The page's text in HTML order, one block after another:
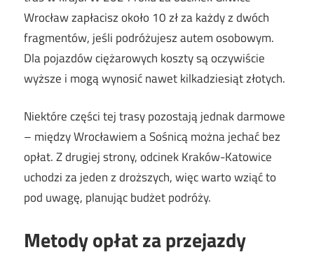
Wrocław zapłacisz około 10 zł za każdy z dwóch
fragmentów, jeśli podróżujesz autem osobowym.
Dla pojazdów ciężarowych koszty są oczywiście
wyższe i mogą wynosić nawet kilkadziesiąt złotych.
Niektóre części tej trasy pozostają jednak darmowe
– między Wrocławiem a Sośnicą można jechać bez
opłat. Z drugiej strony, odcinek Kraków-Katowice
uchodzi za jeden z droższych, więc warto wziąć to
pod uwagę, planując budżet podróży.
Metody opłat za przejazdy